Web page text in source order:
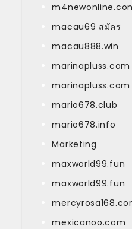
macau69 สมัคร
macau888.win
marinapluss.com
marinapluss.com
mario678.club
mario678.info
Marketing
maxworld99.fun
maxworld99.fun
mexicanoo.com